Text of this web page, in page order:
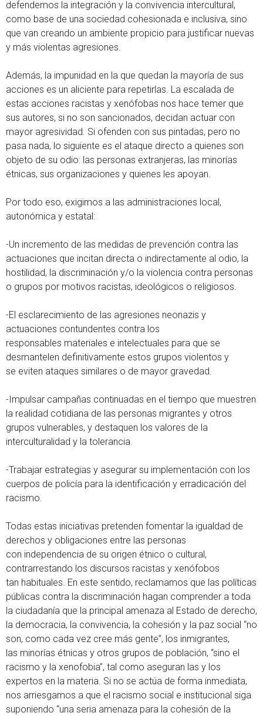
defendemos la integración y la convivencia intercultural,
como base de una sociedad cohesionada e inclusiva, sino
que van creando un ambiente propicio para justificar nuevas
y más violentas agresiones.
Además, la impunidad en la que quedan la mayoría de sus
acciones es un aliciente para repetirlas. La escalada de
estas acciones racistas y xenófobas nos hace temer que
sus autores, si no son sancionados, decidan actuar con
mayor agresividad. Si ofenden con sus pintadas, pero no
pasa nada, lo siguiente es el ataque directo a quienes son
objeto de su odio: las personas extranjeras, las minorías
étnicas, sus organizaciones y quienes les apoyan.
Por todo eso, exigimos a las administraciones local,
autonómica y estatal:
-Un incremento de las medidas de prevención contra las
actuaciones que incitan directa o indirectamente al odio, la
hostilidad, la discriminación y/o la violencia contra personas
o grupos por motivos racistas, ideológicos o religiosos.
-El esclarecimiento de las agresiones neonazis y
actuaciones contundentes contra los
responsables materiales e intelectuales para que se
desmantelen definitivamente estos grupos violentos y
se eviten ataques similares o de mayor gravedad.
-Impulsar campañas continuadas en el tiempo que muestren
la realidad cotidiana de las personas migrantes y otros
grupos vulnerables, y destaquen los valores de la
interculturalidad y la tolerancia.
-Trabajar estrategias y asegurar su implementación con los
cuerpos de policía para la identificación y erradicación del
racismo.
Todas estas iniciativas pretenden fomentar la igualdad de
derechos y obligaciones entre las personas
con independencia de su origen étnico o cultural,
contrarrestando los discursos racistas y xenófobos
tan habituales. En este sentido, reclamamos que las políticas
públicas contra la discriminación hagan comprender a toda
la ciudadanía que la principal amenaza al Estado de derecho,
la democracia, la convivencia, la cohesión y la paz social “no
son, como cada vez cree más gente”, los inmigrantes,
las minorías étnicas y otros grupos de población, “sino el
racismo y la xenofobia”, tal como aseguran las y los
expertos en la materia. Si no se actúa de forma inmediata,
nos arriesgamos a que el racismo social e institucional siga
suponiendo “una seria amenaza para la cohesión de la